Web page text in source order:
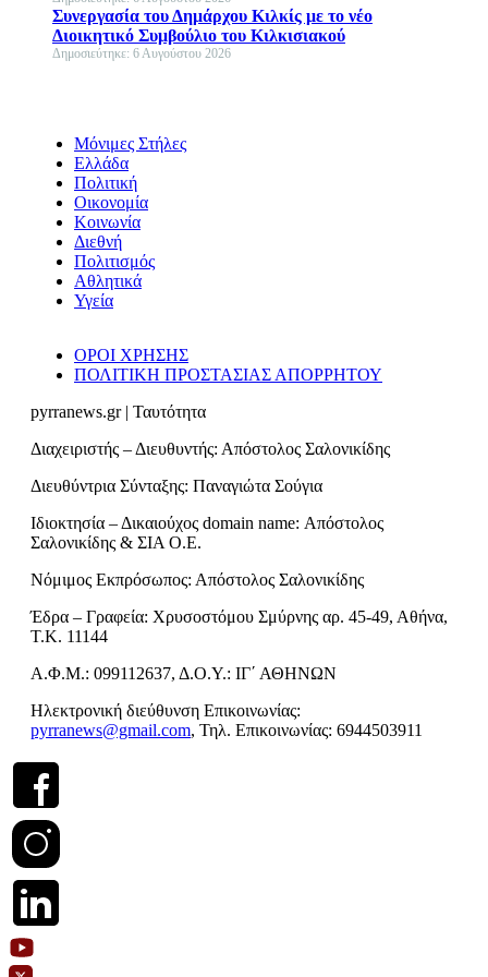
Συνεργασία του Δημάρχου Κιλκίς με το νέο
Διοικητικό Συμβούλιο του Κιλκισιακού
Δημοσιεύτηκε: 6 Αυγούστου 2026
Μόνιμες Στήλες
Ελλάδα
Πολιτική
Οικονομία
Κοινωνία
Διεθνή
Πολιτισμός
Αθλητικά
Υγεία
ΟΡΟΙ ΧΡΗΣΗΣ
ΠΟΛΙΤΙΚΗ ΠΡΟΣΤΑΣΙΑΣ ΑΠΟΡΡΗΤΟΥ
pyrranews.gr | Ταυτότητα
Διαχειριστής – Διευθυντής: Απόστολος Σαλονικίδης
Διευθύντρια Σύνταξης: Παναγιώτα Σούγια
Ιδιοκτησία – Δικαιούχος domain name: Απόστολος
Σαλονικίδης & ΣΙΑ Ο.Ε.
Νόμιμος Εκπρόσωπος: Απόστολος Σαλονικίδης
Έδρα – Γραφεία: Χρυσοστόμου Σμύρνης αρ. 45-49, Αθήνα,
Τ.Κ. 11144
Α.Φ.Μ.: 099112637, Δ.Ο.Υ.: ΙΓ΄ ΑΘΗΝΩΝ
Ηλεκτρονική διεύθυνση Επικοινωνίας:
pyrranews@gmail.com, Τηλ. Επικοινωνίας: 6944503911